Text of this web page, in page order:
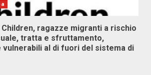
Children, ragazze migranti a rischio
tratta e sfruttamento,
al di fuori del sistema di